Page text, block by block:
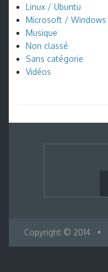
Linux / Ubuntu
Microsoft / Windows
Musique
Non classé
Sans catégorie
Vidéos
Copyright © 2014 •